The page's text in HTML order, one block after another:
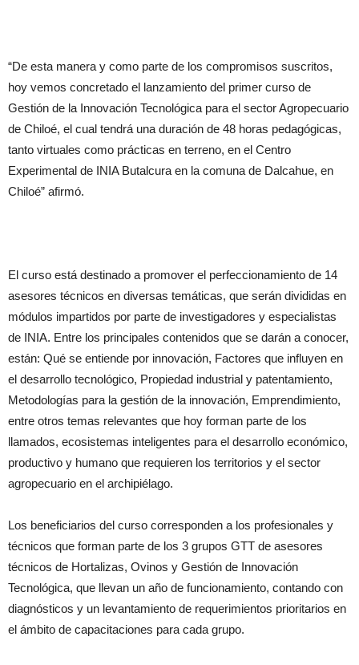
“De esta manera y como parte de los compromisos suscritos,
hoy vemos concretado el lanzamiento del primer curso de
Gestión de la Innovación Tecnológica para el sector Agropecuario
de Chiloé, el cual tendrá una duración de 48 horas pedagógicas,
tanto virtuales como prácticas en terreno, en el Centro
Experimental de INIA Butalcura en la comuna de Dalcahue, en
Chiloé” afirmó.
El curso está destinado a promover el perfeccionamiento de 14
asesores técnicos en diversas temáticas, que serán divididas en
módulos impartidos por parte de investigadores y especialistas
de INIA. Entre los principales contenidos que se darán a conocer,
están: Qué se entiende por innovación, Factores que influyen en
el desarrollo tecnológico, Propiedad industrial y patentamiento,
Metodologías para la gestión de la innovación, Emprendimiento,
entre otros temas relevantes que hoy forman parte de los
llamados, ecosistemas inteligentes para el desarrollo económico,
productivo y humano que requieren los territorios y el sector
agropecuario en el archipiélago.
Los beneficiarios del curso corresponden a los profesionales y
técnicos que forman parte de los 3 grupos GTT de asesores
técnicos de Hortalizas, Ovinos y Gestión de Innovación
Tecnológica, que llevan un año de funcionamiento, contando con
diagnósticos y un levantamiento de requerimientos prioritarios en
el ámbito de capacitaciones para cada grupo.